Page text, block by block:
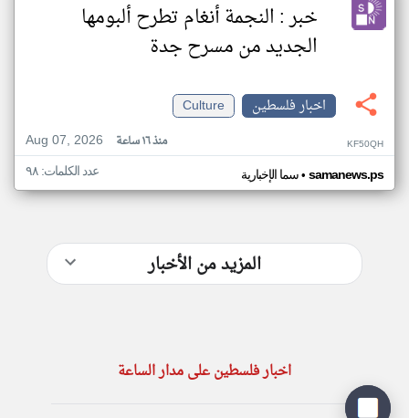
خبر : النجمة أنغام تطرح ألبومها
الجديد من مسرح جدة
اخبار فلسطين
Culture
Aug 07, 2026
منذ ١٦ ساعة KF50QH
سما الإخبارية• samanews.ps عدد الكلمات: ٩٨
المزيد من الأخبار
اخبار فلسطين على مدار الساعة